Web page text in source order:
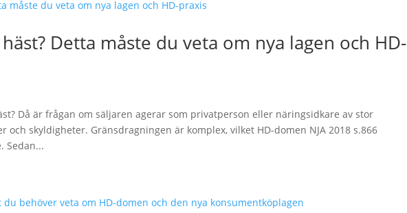
Detta måste du veta om nya lagen och HD-
Då är frågan om säljaren agerar som privatperson eller näringsidkare av stor
och skyldigheter. Gränsdragningen är komplex, vilket HD-domen NJA 2018 s.866
Sedan...